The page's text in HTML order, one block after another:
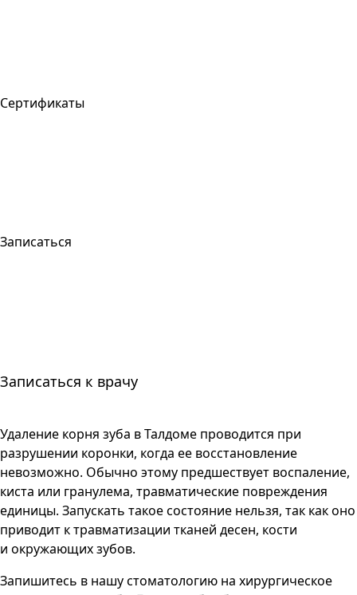
Сертификаты
Записаться
Записаться к врачу
Удаление корня зуба в Талдоме проводится при
разрушении коронки, когда ее восстановление
невозможно. Обычно этому предшествует воспаление,
киста или гранулема, травматические повреждения
единицы. Запускать такое состояние нельзя, так как оно
приводит к травматизации тканей десен, кости
и окружающих зубов.
Запишитесь в нашу стоматологию на хирургическое